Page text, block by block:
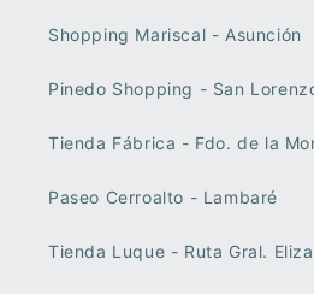
Shopping Mariscal - Asunción
Pinedo Shopping - San
Tienda Fábrica - Fdo. de la
Paseo Cerroalto - Lambaré
Tienda Luque - Ruta Gral.